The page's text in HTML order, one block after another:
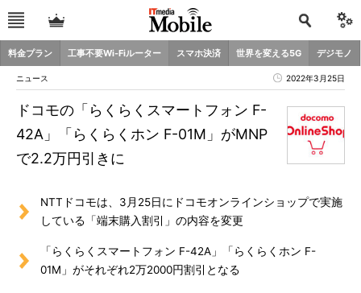
料金プラン 工事不要Wi-Fiルーター スマホ決済 世界を変える5G デジモノ
ニュース 2022年3月25日
ドコモの「らくらくスマートフォン F-
42A」「らくらくホン F-01M」がMNP
で2.2万円引きに
NTTドコモは、3月25日にドコモオンラインショップで実施
している「端末購入割引」の内容を変更
「らくらくスマートフォン F-42A」「らくらくホン F-
01M」がそれぞれ2万2000円割引となる